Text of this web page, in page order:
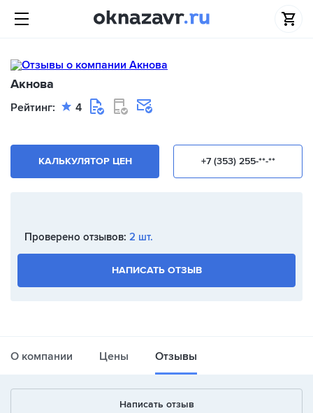
Акнова
Рейтинг: 4
+7 (353) 255-**-**
КАЛЬКУЛЯТОР ЦЕН
Проверено отзывов: 2 шт.
НАПИСАТЬ ОТЗЫВ
О компании Цены Отзывы
Написать отзыв